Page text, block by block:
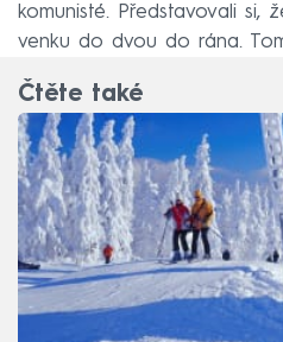
komunisté. Představovali si,
venku do dvou do rána.
Čtěte také